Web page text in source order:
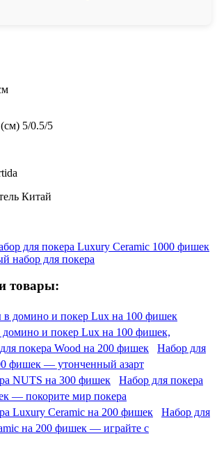
5/0.5/5
Китай
для покера Luxury Ceramic 1000 фишек
набор для покера
товары:
и покер Lux на 100 фишек,
Набор для
фишек — утонченный азарт
Набор для покера
— покорите мир покера
Набор для
на 200 фишек — играйте с